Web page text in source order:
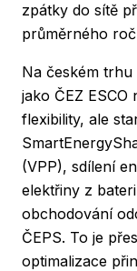
zpátky do sítě
průměrného
Na českém
jako ČEZ ESCO
flexibility, ale
(VPP), sdílení
elektřiny z
obchodování
ČEPS. To je
optimalizace